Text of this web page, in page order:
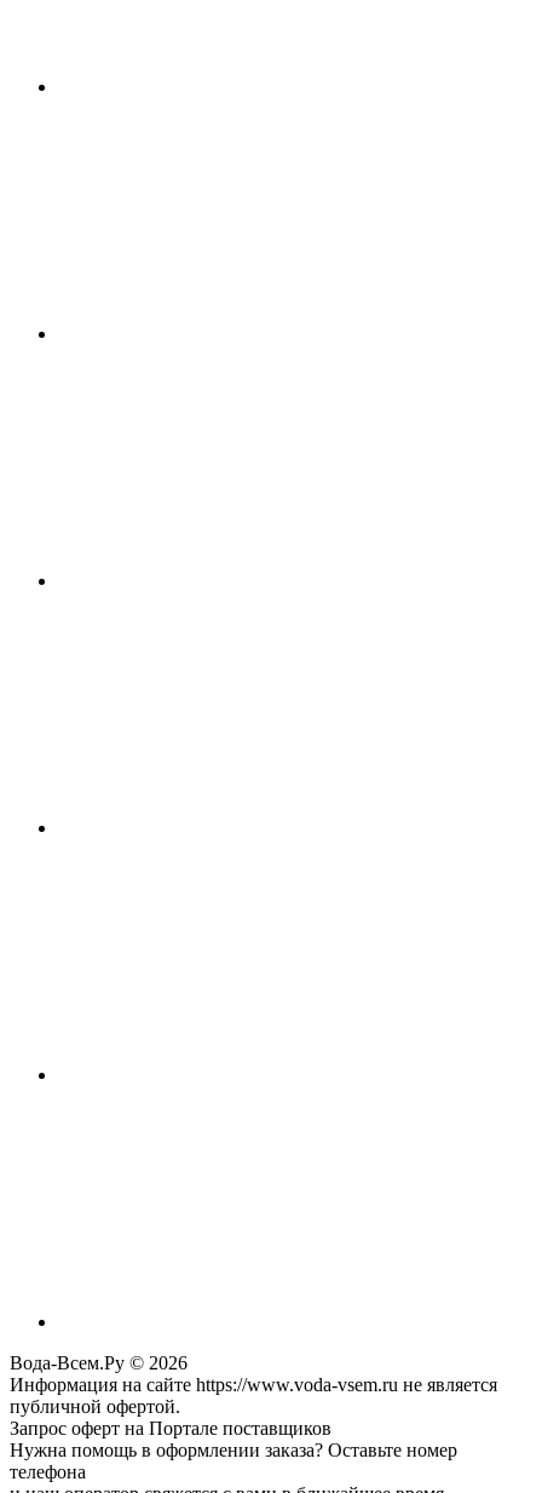
Вода-Всем.Ру © 2026
Информация на сайте https://www.voda-vsem.ru не является
публичной офертой.
Запрос оферт на Портале поставщиков
Нужна помощь в оформлении заказа? Оставьте номер
телефона